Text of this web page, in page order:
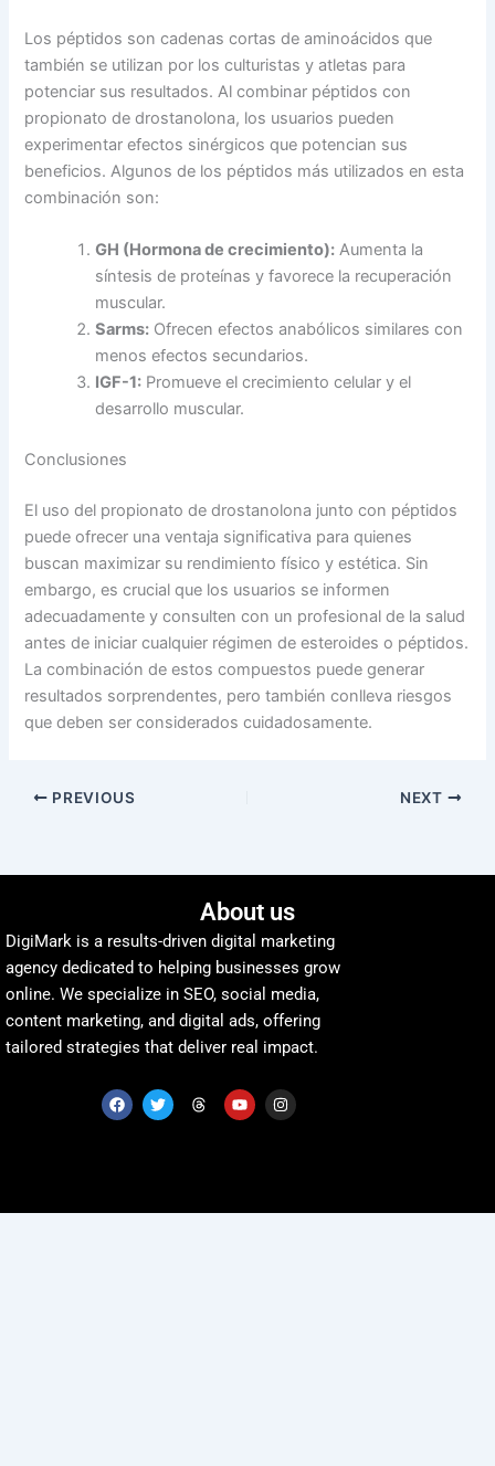
Los péptidos son cadenas cortas de aminoácidos que
también se utilizan por los culturistas y atletas para
potenciar sus resultados. Al combinar péptidos con
propionato de drostanolona, los usuarios pueden
experimentar efectos sinérgicos que potencian sus
beneficios. Algunos de los péptidos más utilizados en esta
combinación son:
GH (Hormona de crecimiento): Aumenta la
síntesis de proteínas y favorece la recuperación
muscular.
Sarms: Ofrecen efectos anabólicos similares con
menos efectos secundarios.
IGF-1: Promueve el crecimiento celular y el
desarrollo muscular.
Conclusiones
El uso del propionato de drostanolona junto con péptidos
puede ofrecer una ventaja significativa para quienes
buscan maximizar su rendimiento físico y estética. Sin
embargo, es crucial que los usuarios se informen
adecuadamente y consulten con un profesional de la salud
antes de iniciar cualquier régimen de esteroides o péptidos.
La combinación de estos compuestos puede generar
resultados sorprendentes, pero también conlleva riesgos
que deben ser considerados cuidadosamente.
PREVIOUS NEXT
About us
DigiMark is a results-driven digital marketing
agency dedicated to helping businesses grow
online. We specialize in SEO, social media,
content marketing, and digital ads, offering
tailored strategies that deliver real impact.
F
a
c
T
w
i
T
h
Y
o
u
I
n
s
m